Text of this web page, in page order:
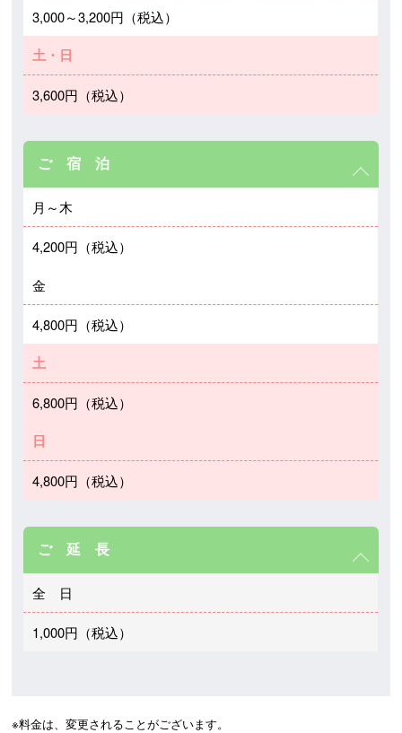
3,000～3,200円（税込）
土・日
3,600円（税込）
ご 宿 泊
月～木
4,200円（税込）
金
4,800円（税込）
土
6,800円（税込）
日
4,800円（税込）
ご 延 長
全 日
1,000円（税込）
※料金は、変更されることがございます。